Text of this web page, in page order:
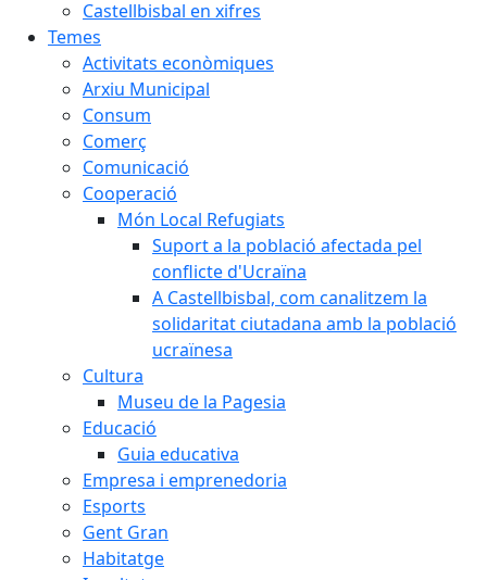
Castellbisbal en xifres
Temes
Activitats econòmiques
Arxiu Municipal
Consum
Comerç
Comunicació
Cooperació
Món Local Refugiats
Suport a la població afectada pel
conflicte d'Ucraïna
A Castellbisbal, com canalitzem la
solidaritat ciutadana amb la població
ucraïnesa
Cultura
Museu de la Pagesia
Educació
Guia educativa
Empresa i emprenedoria
Esports
Gent Gran
Habitatge